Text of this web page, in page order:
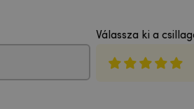
Válassza ki a